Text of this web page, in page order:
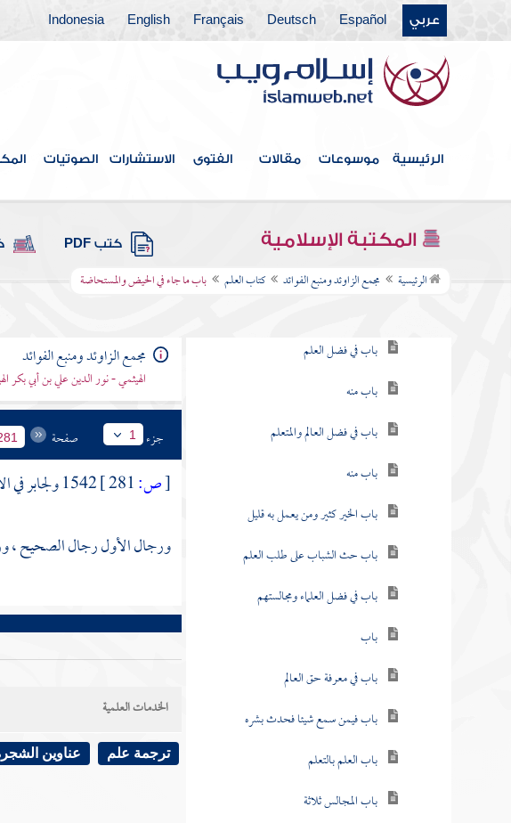
عربي Español
Deutsch
Français
English
Indonesia
الرئيسية موسوعات مقالات الفتوى الاستشارات الصوتيات
المكتبة الإسلامية كتب PDF
الرئيسية مجمع الزاوئد ومنبع الفوائد كتاب العلم باب ما جاء في الحيض والمستحاضة
فهرس الكتاب
خطبة الكتاب
كتاب الإيمان
كتاب العلم
باب في فضل العلم
باب منه
باب في فضل العالم والمتعلم
باب منه
باب الخير كثير ومن يعمل به قليل
باب حث الشباب على طلب العلم
باب في فضل العلماء ومجالستهم
باب
باب في معرفة حق العالم
باب فيمن سمع شيئا فحدث بشره
باب العلم بالتعلم
باب المجالس ثلاثة
مجمع الزاوئد ومنبع الفوائد
الهيثمي - نور الدين علي بن أبي بكر
جزء 1 صفحة
[ص: 1542ولجابرفي
ورجال الأول رجال الصحيح ،
الخدمات العلمية
ترجمة علم عناوين